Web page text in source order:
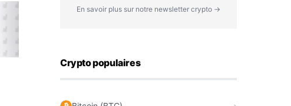
En savoir plus sur notre newsletter crypto →
Crypto populaires